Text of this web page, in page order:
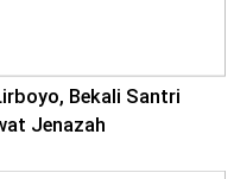
Bekali Santri
Jenazah